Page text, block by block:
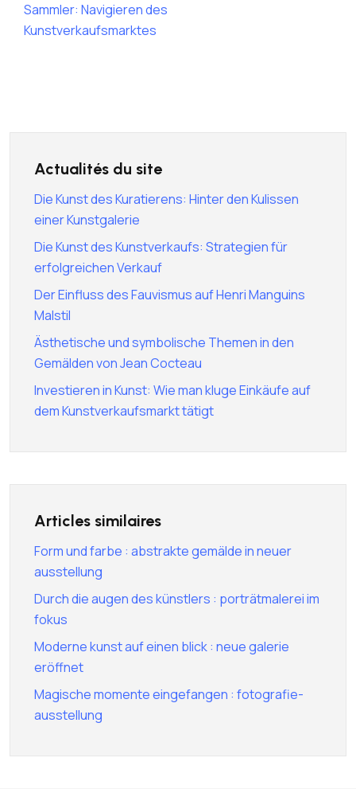
Sammler: Navigieren des
Kunstverkaufsmarktes
Actualités du site
Die Kunst des Kuratierens: Hinter den Kulissen
einer Kunstgalerie
Die Kunst des Kunstverkaufs: Strategien für
erfolgreichen Verkauf
Der Einfluss des Fauvismus auf Henri Manguins
Malstil
Ästhetische und symbolische Themen in den
Gemälden von Jean Cocteau
Investieren in Kunst: Wie man kluge Einkäufe auf
dem Kunstverkaufsmarkt tätigt
Articles similaires
Form und farbe : abstrakte gemälde in neuer
ausstellung
Durch die augen des künstlers : porträtmalerei im
fokus
Moderne kunst auf einen blick : neue galerie
eröffnet
Magische momente eingefangen : fotografie-
ausstellung